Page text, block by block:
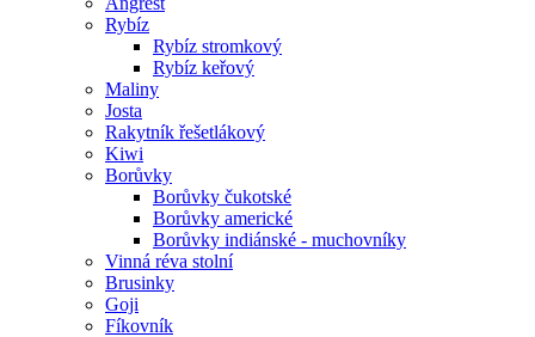
Rybíz
Rybíz stromkový
Rybíz keřový
Maliny
Josta
Rakytník řešetlákový
Kiwi
Borůvky
Borůvky čukotské
Borůvky americké
Borůvky indiánské - muchovníky
Vinná réva stolní
Brusinky
Goji
Fíkovník